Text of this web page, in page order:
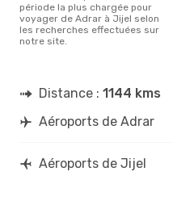
période la plus chargée pour
voyager de Adrar à Jijel selon
les recherches effectuées sur
notre site.
Distance : 1144 kms
Aéroports de Adrar
Aéroports de Jijel